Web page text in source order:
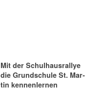
Mit der Schul­haus­ral­lye
die Grund­schu­le St. Mar­
tin kennenlernen